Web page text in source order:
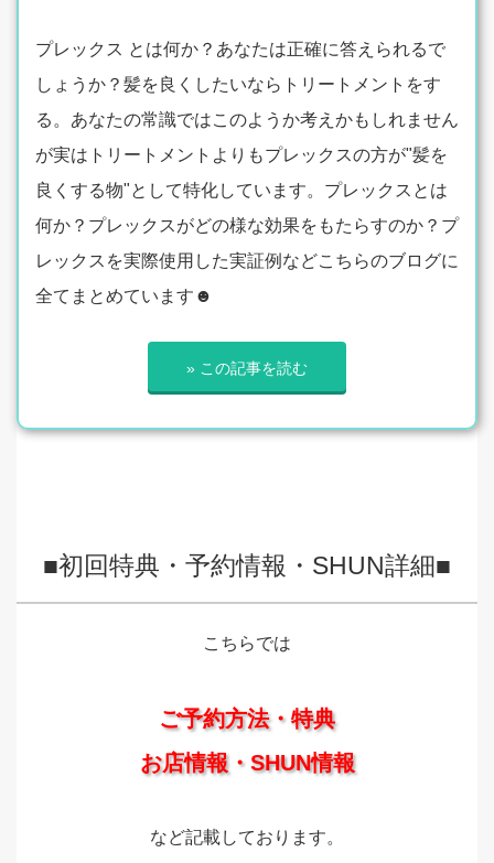
プレックス とは何か？あなたは正確に答えられるで
しょうか？髪を良くしたいならトリートメントをす
る。あなたの常識ではこのようか考えかもしれません
が実はトリートメントよりもプレックスの方が"髪を
良くする物"として特化しています。プレックスとは
何か？プレックスがどの様な効果をもたらすのか？プ
レックスを実際使用した実証例などこちらのブログに
全てまとめています☻
» この記事を読む
■初回特典・予約情報・SHUN詳細■
こちらでは
ご予約方法・特典
お店情報・SHUN情報
など記載しております。